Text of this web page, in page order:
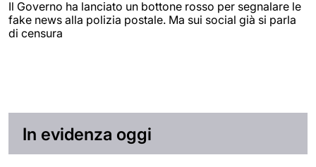
Il Governo ha lanciato un bottone rosso per segnalare le
fake news alla polizia postale. Ma sui social già si parla
di censura
In evidenza oggi